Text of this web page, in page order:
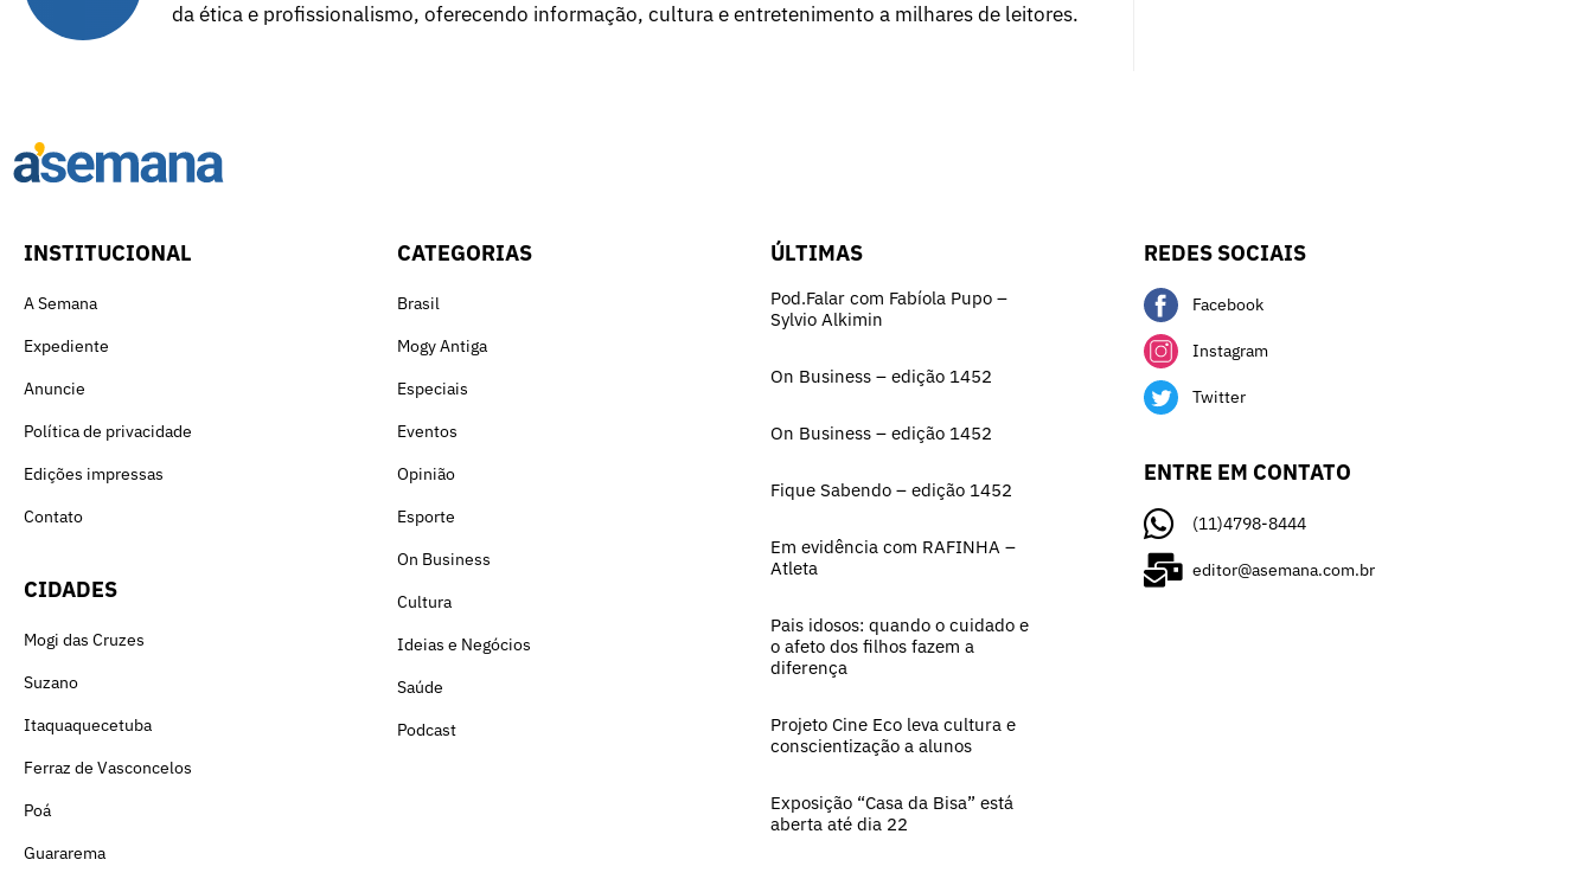
da ética e profissionalismo, oferecendo informação, cultura e entretenimento a milhares de leitores.
INSTITUCIONAL
A Semana
Expediente
Anuncie
Política de privacidade
Edições impressas
Contato
CIDADES
Mogi das Cruzes
Suzano
Itaquaquecetuba
Ferraz de Vasconcelos
Poá
Guararema
CATEGORIAS
Brasil
Mogy Antiga
Especiais
Eventos
Opinião
Esporte
On Business
Cultura
Ideias e Negócios
Saúde
Podcast
ÚLTIMAS
Pod.Falar com Fabíola Pupo –
Sylvio Alkimin
On Business – edição 1452
On Business – edição 1452
Fique Sabendo – edição 1452
Em evidência com RAFINHA –
Atleta
Pais idosos: quando o cuidado e
o afeto dos filhos fazem a
diferença
Projeto Cine Eco leva cultura e
conscientização a alunos
Exposição “Casa da Bisa” está
aberta até dia 22
REDES SOCIAIS
Facebook
Instagram
Twitter
ENTRE EM CONTATO
(11)4798-8444
editor@asemana.com.br